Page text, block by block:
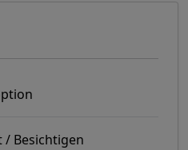
/ Besichtigen